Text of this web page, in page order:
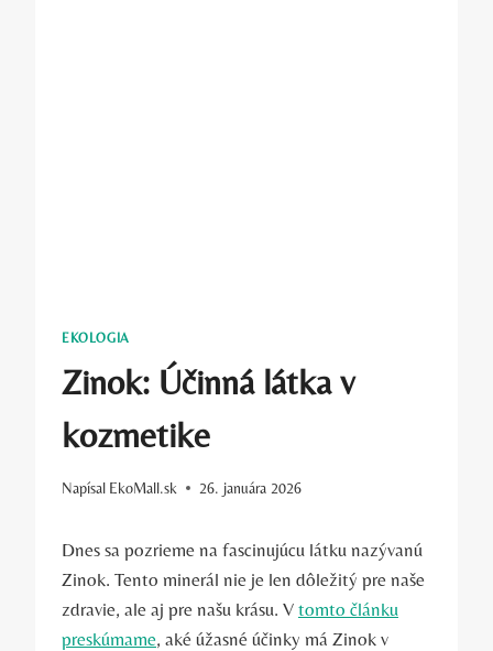
EKOLOGIA
Zinok: Účinná látka v
kozmetike
Napísal EkoMall.sk 26. januára 2026
Dnes sa pozrieme na fascinujúcu látku nazývanú
Zinok. Tento minerál nie je len dôležitý pre naše
zdravie, ale aj pre našu krásu. V tomto článku
preskúmame, aké úžasné účinky má Zinok v